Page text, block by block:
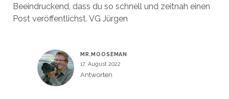
Beeindruckend, dass du so schnell und zeitnah einen
Post veröffentlichst. VG Jürgen
MR.MOOSEMAN
17. August 2022
Antworten